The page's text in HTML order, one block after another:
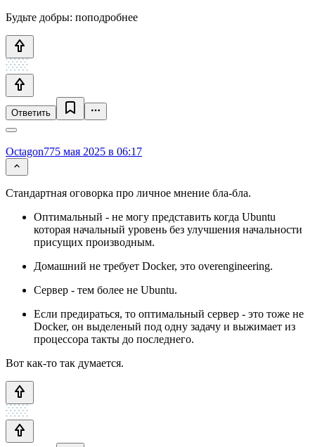
Будьте добры: поподробнее
Ответить
Octagon775 мая 2025 в 06:17
Стандартная оговорка про личное мнение бла-бла.
Оптимальный - не могу представить когда Ubuntu
которая начальный уровень без улучшения начальности
присущих производным.
Домашний не требует Docker, это overengineering.
Сервер - тем более не Ubuntu.
Если предираться, то оптимальный сервер - это тоже не
Docker, он выделеный под одну задачу и выжимает из
процессора такты до последнего.
Вот как-то так думается.